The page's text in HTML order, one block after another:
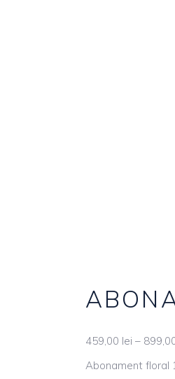
459,00 lei –
Abonament floral